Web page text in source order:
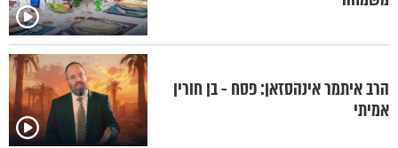
הרב איתמר אינהסזאן: פסח - בן חורין
אמיתי